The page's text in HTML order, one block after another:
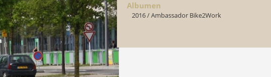
Albumen
2016/Ambassador Bike2Work